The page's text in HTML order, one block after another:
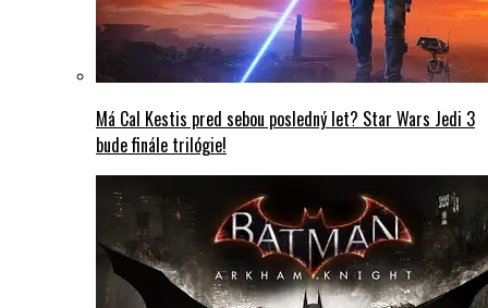
Má Cal Kestis pred sebou posledný let? Star Wars Jedi 3
bude finále trilógie!